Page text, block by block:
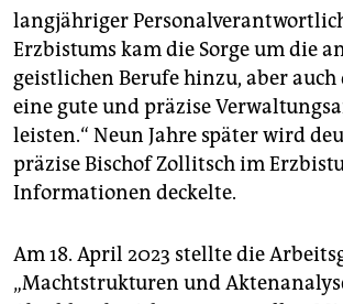
langjähriger
Erzbistums kam die Sorge um die
geistlichen Berufe hinzu, aber auch
eine gute und präzise
leisten.“ Neun Jahre später wird
präzise Bischof Zollitsch im
Informationen deckelte.
Am 18. April 2023 stellte die
„Machtstrukturen und